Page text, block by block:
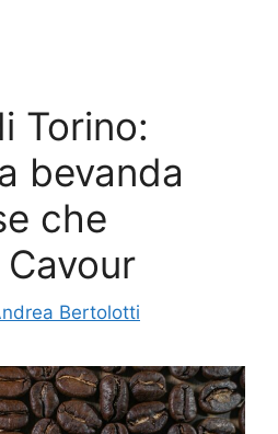
Torino:
bevanda
che
Bertolotti